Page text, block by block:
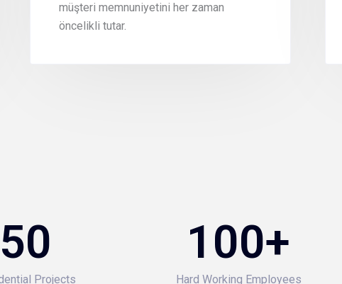
müşteri memnuniyetini her zaman
öncelikli tutar.
Projects
50
Hard Working Employees
100+